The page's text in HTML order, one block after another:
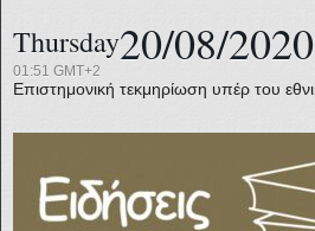
Thursday20/08/2020
01:51 GMT+2
Επιστημονική τεκμηρίωση υπέρ του